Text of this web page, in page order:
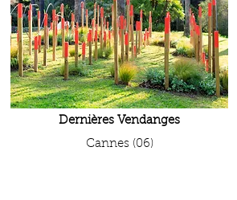
Dernières Vendanges
Cannes (06)